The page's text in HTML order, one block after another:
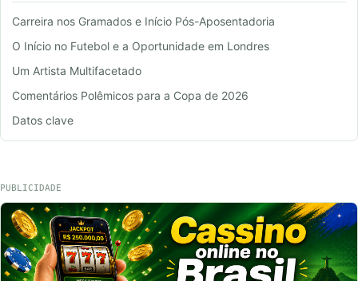
Carreira nos Gramados e Início Pós-Aposentadoria
O Início no Futebol e a Oportunidade em Londres
Um Artista Multifacetado
Comentários Polêmicos para a Copa de 2026
Datos clave
PUBLICIDADE